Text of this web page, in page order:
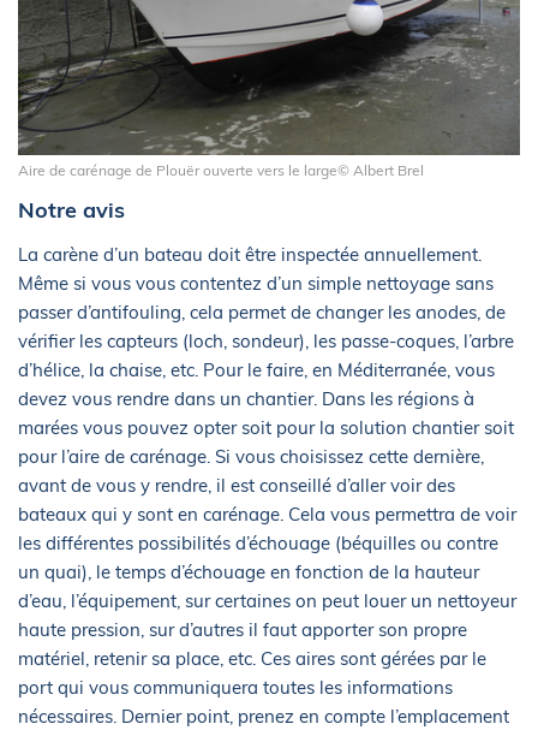
Aire de carénage de Plouër ouverte vers le large© Albert Brel
Notre avis
La carène d’un bateau doit être inspectée annuellement.
Même si vous vous contentez d’un simple nettoyage sans
passer d’antifouling, cela permet de changer les anodes, de
vérifier les capteurs (loch, sondeur), les passe-coques, l’arbre
d’hélice, la chaise, etc. Pour le faire, en Méditerranée, vous
devez vous rendre dans un chantier. Dans les régions à
marées vous pouvez opter soit pour la solution chantier soit
pour l’aire de carénage. Si vous choisissez cette dernière,
avant de vous y rendre, il est conseillé d’aller voir des
bateaux qui y sont en carénage. Cela vous permettra de voir
les différentes possibilités d’échouage (béquilles ou contre
un quai), le temps d’échouage en fonction de la hauteur
d’eau, l’équipement, sur certaines on peut louer un nettoyeur
haute pression, sur d’autres il faut apporter son propre
matériel, retenir sa place, etc. Ces aires sont gérées par le
port qui vous communiquera toutes les informations
nécessaires. Dernier point, prenez en compte l’emplacement